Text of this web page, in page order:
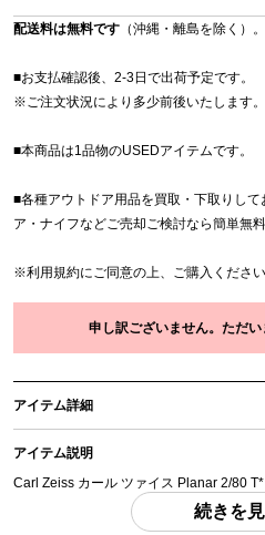
配送料は無料です （沖縄・離島を除く）。
■お支払確認後、2-3日で出荷予定です。
※ご注文状況により多少前後いたします。
■本商品は1品物のUSEDアイテムです。
■各種アウトドア用品を買取・下取りし
ア・ナイフなどご売却ご検討なら簡単無
※利用規約にご同意の上、ご購入ください
申し訳ございません。ただい
アイテム詳細
アイテム説明
Carl Zeiss カール ツァイス Planar 2/80
品」・・・ 写真のものがすべてになりま
(撮影、運搬備品は除く)
続きを